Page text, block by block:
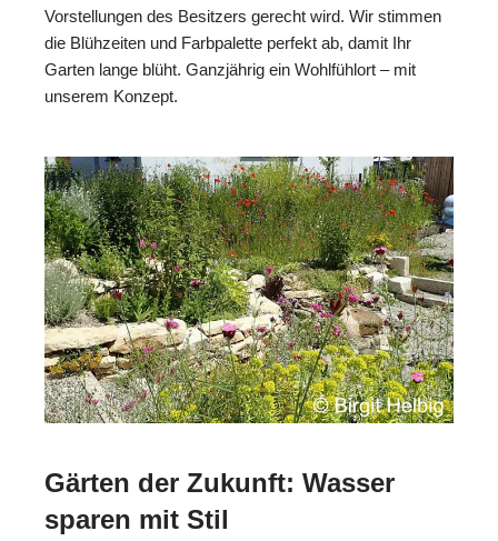
Vorstellungen des Besitzers gerecht wird. Wir stimmen
die Blühzeiten und Farbpalette perfekt ab, damit Ihr
Garten lange blüht. Ganzjährig ein Wohlfühlort – mit
unserem Konzept.
Gärten der Zukunft: Wasser
sparen mit Stil